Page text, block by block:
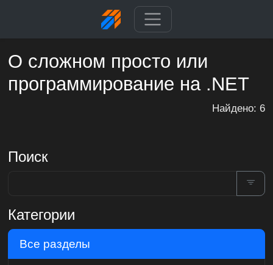
О сложном просто или
программирование на .NET
Найдено: 6
Поиск
Категории
Все разделы